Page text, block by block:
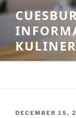
Skip
to
content
POSTED
DECEMBER 15,